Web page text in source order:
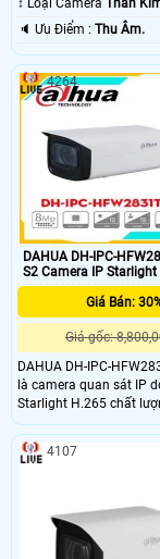
↕️ Loại Camera
Thân
️🔈 Ưu Điểm : Thu Âm.
DAHUA DH-IPC-
S2 Camera IP Starlight
Giá Bán:
Giá gốc:
DAHUA DH-IPC-
là camera quan sát IP
Starlight H.265 chất
hãng. Camera có độ phân giải 8.0
megapixel, cùng tầm
mét
4264
4107